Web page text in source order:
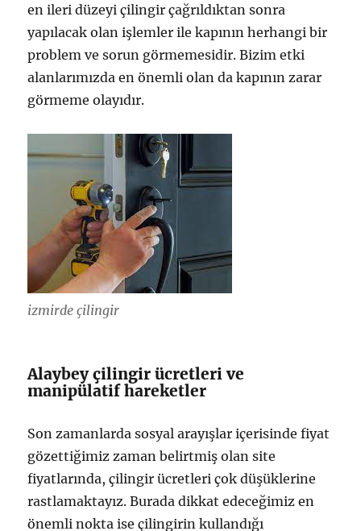
en ileri düzeyi çilingir çağrıldıktan sonra
yapılacak olan işlemler ile kapının herhangi bir
problem ve sorun görmemesidir. Bizim etki
alanlarımızda en önemli olan da kapının zarar
görmeme olayıdır.
izmirde çilingir
Alaybey çilingir ücretleri ve
manipülatif hareketler
Son zamanlarda sosyal arayışlar içerisinde fiyat
gözettiğimiz zaman belirtmiş olan site
fiyatlarında, çilingir ücretleri çok düşüklerine
rastlamaktayız. Burada dikkat edeceğimiz en
önemli nokta ise çilingirin kullandığı